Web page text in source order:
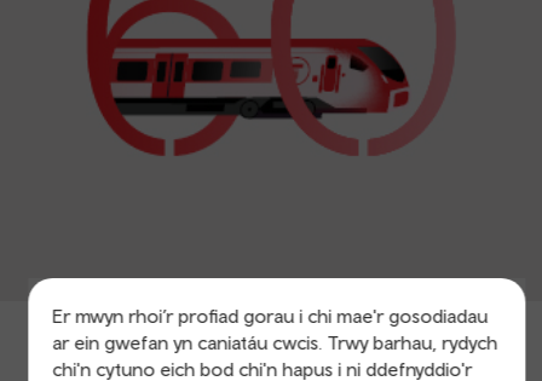
Er mwyn rhoi’r profiad gorau i chi mae'r gosodiadau
ar ein gwefan yn caniatáu cwcis. Trwy barhau, rydych
chi'n cytuno eich bod chi'n hapus i ni ddefnyddio'r